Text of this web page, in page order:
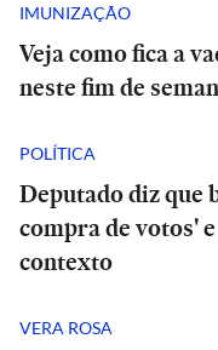
IMUNIZAÇÃO
Veja como fica a
neste fim de
POLÍTICA
Deputado diz que
compra de votos'
contexto
VERA ROSA